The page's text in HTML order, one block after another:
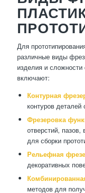
Для
различные виды
изделия и
включают:
Контурная
контуров
Фрезеровка
отверстий,
для сборки
Рельефная
декоративных
методов для